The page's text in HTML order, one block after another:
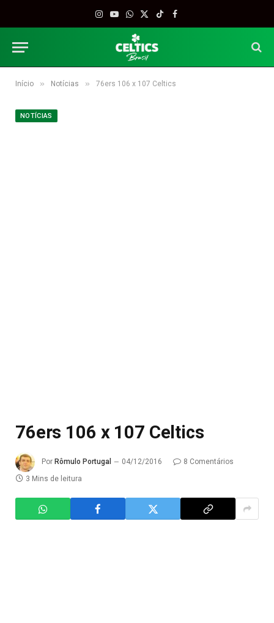
Instagram
YouTube
WhatsApp
X
TikTokFacebook
Início » Notícias » 76ers 106 x 107 Celtics
NOTÍCIAS
76ers 106 x 107 Celtics
Por Rômulo Portugal 04/12/2016
8 Comentários
3 Mins de leitura